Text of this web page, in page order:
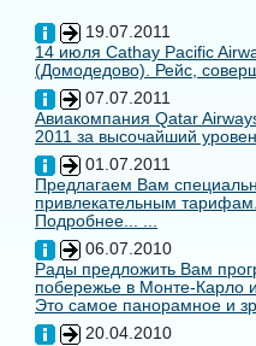
19.07.2011
14 июля Cathay Pacific
(Домодедово). Рейс,
07.07.2011
Авиакомпания Qatar
2011 за высочайший
01.07.2011
Предлагаем Вам
привлекательным
Подробнее... ...
06.07.2010
Рады предложить Вам
побережье в Монте-Карло
Это самое панорамное и
20.04.2010